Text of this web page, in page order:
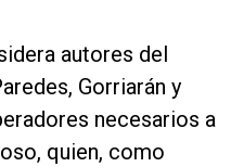
autores del
Gorriarán y
necesarios a
quien, como